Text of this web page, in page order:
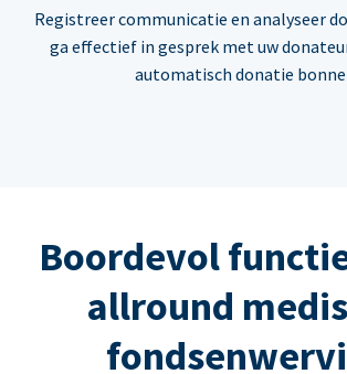
Registreer communicatie en analyseer
ga effectief in gesprek met uw
automatisch donatie
Boordevol
allround